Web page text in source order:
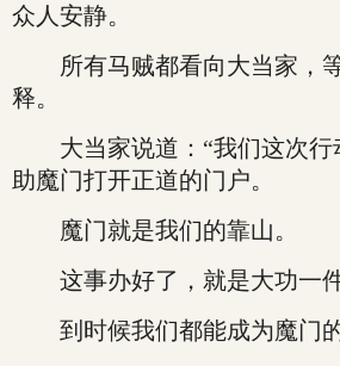
众人安静。
所有马贼都看向大当家，
释。
大当家说道：“我们这次行
助魔门打开正道的门户。
魔门就是我们的靠山。
这事办好了，就是大功一件
到时候我们都能成为魔门的